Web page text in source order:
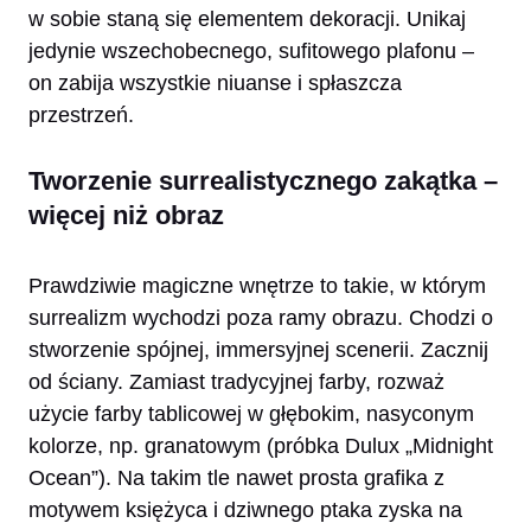
w sobie staną się elementem dekoracji. Unikaj
jedynie wszechobecnego, sufitowego plafonu –
on zabija wszystkie niuanse i spłaszcza
przestrzeń.
Tworzenie surrealistycznego zakątka –
więcej niż obraz
Prawdziwie magiczne wnętrze to takie, w którym
surrealizm wychodzi poza ramy obrazu. Chodzi o
stworzenie spójnej, immersyjnej scenerii. Zacznij
od ściany. Zamiast tradycyjnej farby, rozważ
użycie farby tablicowej w głębokim, nasyconym
kolorze, np. granatowym (próbka Dulux „Midnight
Ocean”). Na takim tle nawet prosta grafika z
motywem księżyca i dziwnego ptaka zyska na